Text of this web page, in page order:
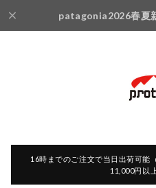
patagonia2026春夏
16時までのご注文で当日出荷可能
11,000円以